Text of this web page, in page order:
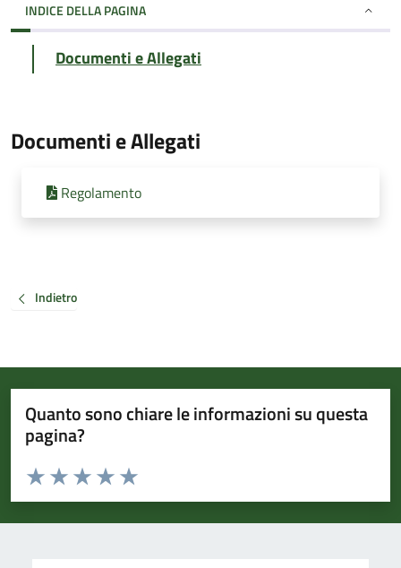
INDICE DELLA PAGINA
Documenti e Allegati
Documenti e Allegati
Regolamento
Indietro
Quanto sono chiare le informazioni su questa
pagina?
Valuta da 1 a 5 stelle la pagina
Valuta 5 stelle su 5
Valuta 4 stelle su 5
Valuta 3 stelle su 5
Valuta 2 stelle su 5
Valuta 1 stelle su 5